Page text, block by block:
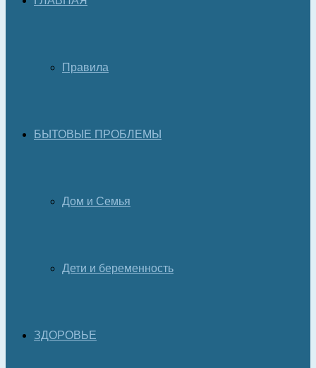
Правила
БЫТОВЫЕ ПРОБЛЕМЫ
Дом и Семья
Дети и беременность
ЗДОРОВЬЕ